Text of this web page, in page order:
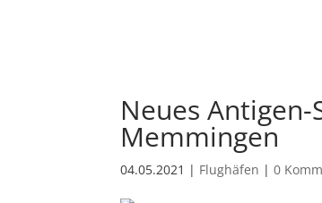
Neues
Memmingen
04.05.2021 | Flughäfen |0